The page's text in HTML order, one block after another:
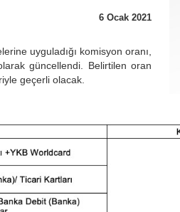
6 Ocak 2021
uyguladığı komisyon oranı,
güncellendi. Belirtilen oran
geçerli olacak.